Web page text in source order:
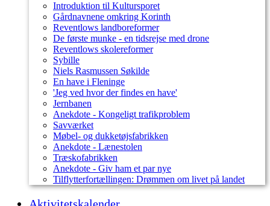
Introduktion til Kultursporet
Gårdnavnene omkring Korinth
Reventlows landboreformer
De første munke - en tidsrejse med drone
Reventlows skolereformer
Sybille
Niels Rasmussen Søkilde
En have i Fleninge
'Jeg ved hvor der findes en have'
Jernbanen
Anekdote - Kongeligt trafikproblem
Savværket
Møbel- og dukketøjsfabrikken
Anekdote - Lænestolen
Træskofabrikken
Anekdote - Giv ham et par nye
Tilflytterfortællingen: Drømmen om livet på landet